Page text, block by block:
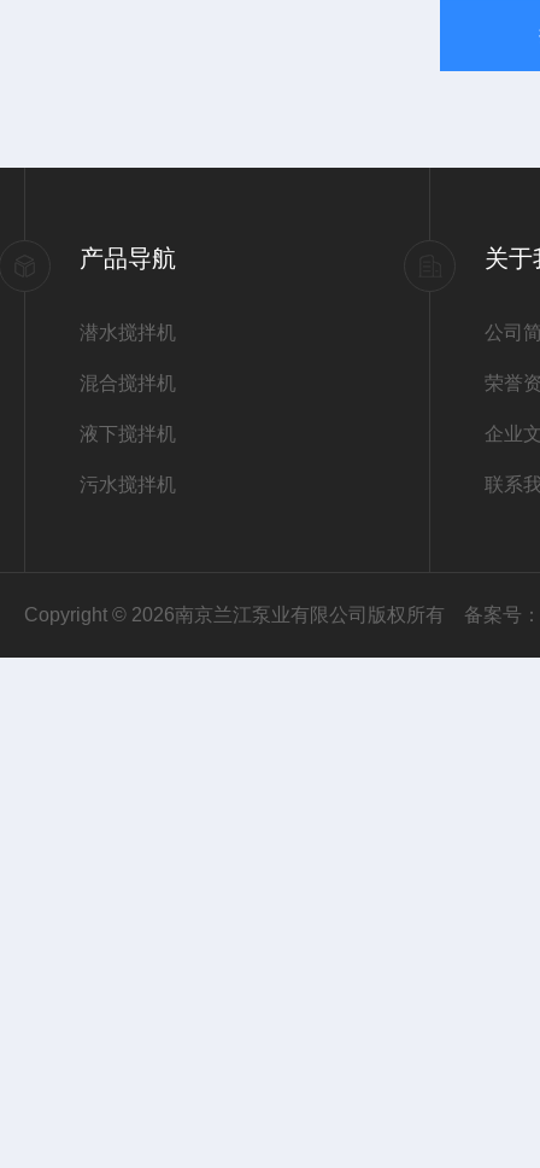
产品导航
潜水搅拌机
混合搅拌机
液下搅拌机
污水搅拌机
关于
公司
荣誉
企业
联系
Copyright © 2026南京兰江泵业有限公司版权所有 备案号